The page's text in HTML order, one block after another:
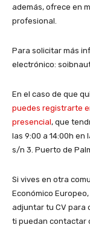
además, ofrece en
profesional.
Para solicitar más
electrónico:
En el caso de que
puedes registrarte
presencial, que
las 9:00 a 14:00h
s/n 3. Puerto de
Si vives en otra
Económico
adjuntar tu CV para
ti puedan contactar